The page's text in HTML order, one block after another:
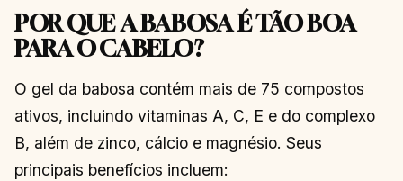
POR QUE A BABOSA É TÃO BOA
PARA O CABELO?
O gel da babosa contém mais de 75 compostos
ativos, incluindo vitaminas A, C, E e do complexo
B, além de zinco, cálcio e magnésio. Seus
principais benefícios incluem: